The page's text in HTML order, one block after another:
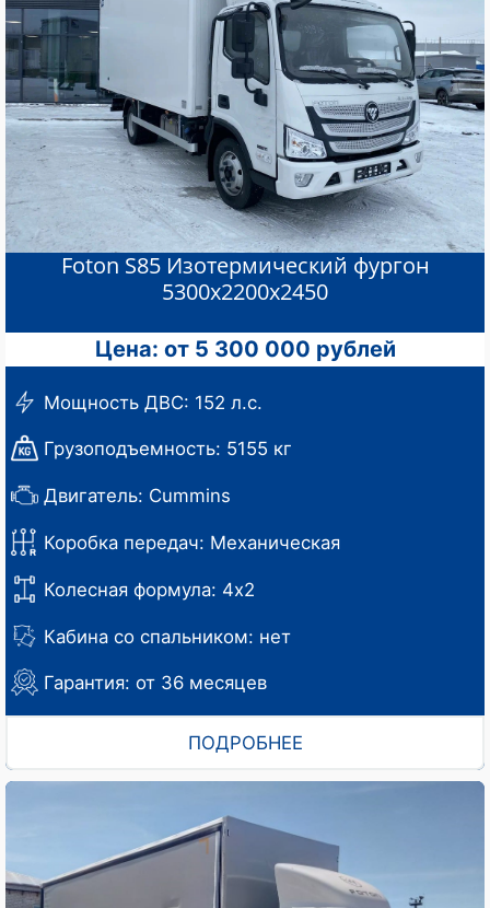
Foton S85 Изотермический фургон
5300х2200х2450
Цена: от 5 300 000 рублей
Мощность ДВС: 152 л.с.
Грузоподъемность: 5155 кг
Двигатель: Cummins
Коробка передач: Механическая
Колесная формула: 4х2
Кабина со спальником: нет
Гарантия: от 36 месяцев
ПОДРОБНЕЕ